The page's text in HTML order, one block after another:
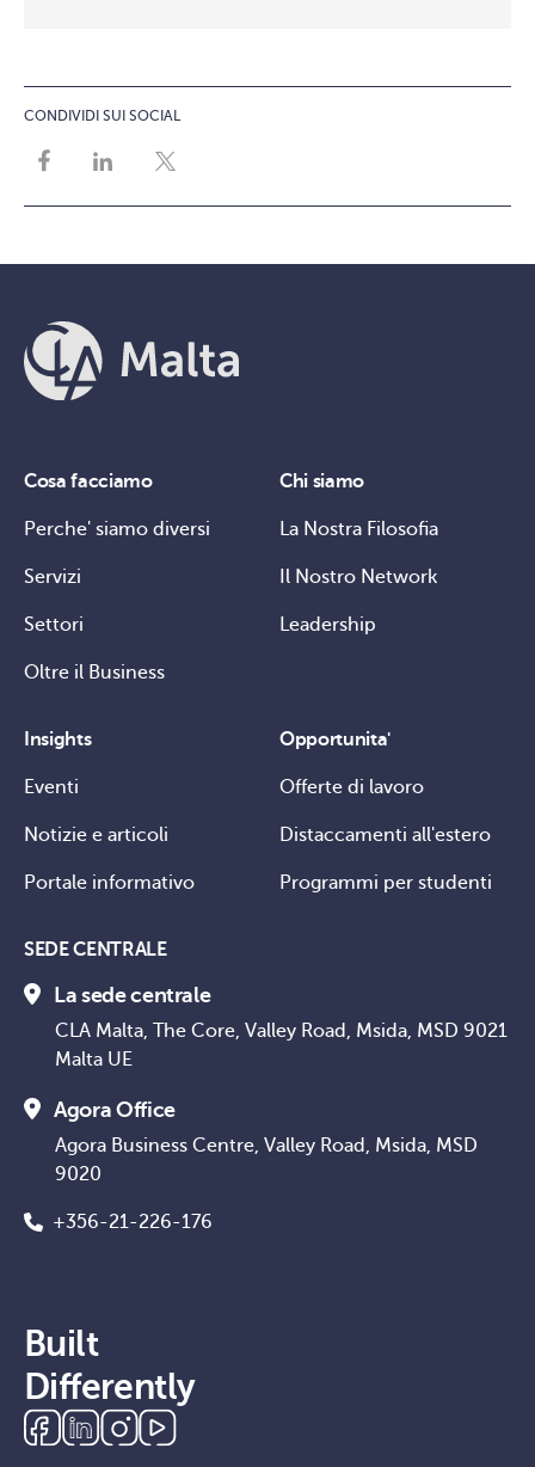
CONDIVIDI SUI SOCIAL
Cosa facciamo
Perche' siamo diversi
Servizi
Settori
Oltre il Business
Chi siamo
La Nostra Filosofia
Il Nostro Network
Leadership
Insights
Eventi
Notizie e articoli
Portale informativo
Opportunita'
Offerte di lavoro
Distaccamenti all'estero
Programmi per studenti
SEDE CENTRALE
La sede centrale
CLA Malta, The Core, Valley Road, Msida, MSD 9021
Malta UE
Agora Office
Agora Business Centre, Valley Road, Msida, MSD
9020
+356-21-226-176
Built
Differently